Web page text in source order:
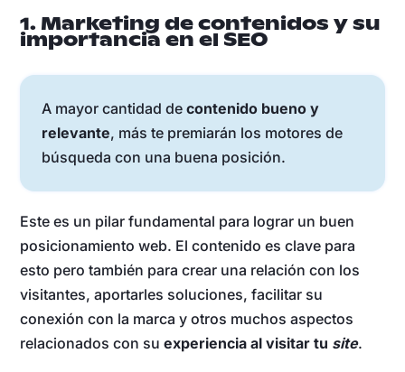
1. Marketing de contenidos y su
importancia en el SEO
A mayor cantidad decontenido bueno y
relevante, más te premiarán los motores de
búsqueda con una buena posición.
Este es un pilar fundamental para lograr un buen
posicionamiento web. El contenido es clave para
esto pero también para crear una relación con los
visitantes, aportarles soluciones, facilitar su
conexión con la marca y otros muchos aspectos
relacionados con suexperiencia al visitar tu site.